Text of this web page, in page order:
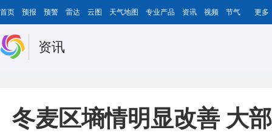
首页 预报 预警 雷达 云图 天气地图 专业产品 资讯 视频 节气 更多
资讯
冬麦区墒情明显改善 大